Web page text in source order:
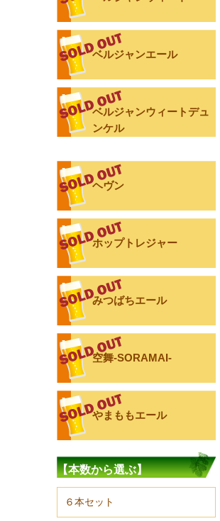
ベルジャンエール
ベルジャンウィートデュ
ンケル
ヘヴン
ホップトレジャー
みつばちエール
空舞-SORAMAI-
やまももエール
【本数から選ぶ】
６本セット